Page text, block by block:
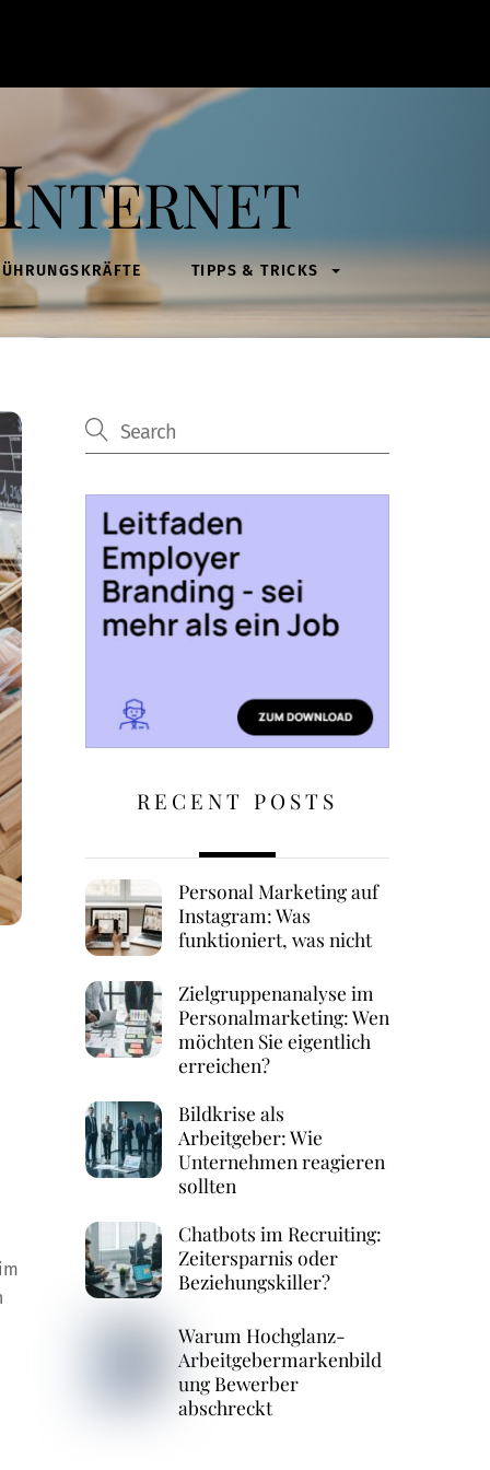
TIPPS & TRICKS
RECENT POSTS
Personal Marketing auf
Instagram: Was
funktioniert, was nicht
Zielgruppenanalyse im
Personalmarketing: Wen
möchten Sie eigentlich
erreichen?
Bildkrise als
Arbeitgeber: Wie
Unternehmen reagieren
sollten
Chatbots im Recruiting:
Zeitersparnis oder
Beziehungskiller?
Warum Hochglanz-
Arbeitgebermarkenbild
ung Bewerber
abschreckt